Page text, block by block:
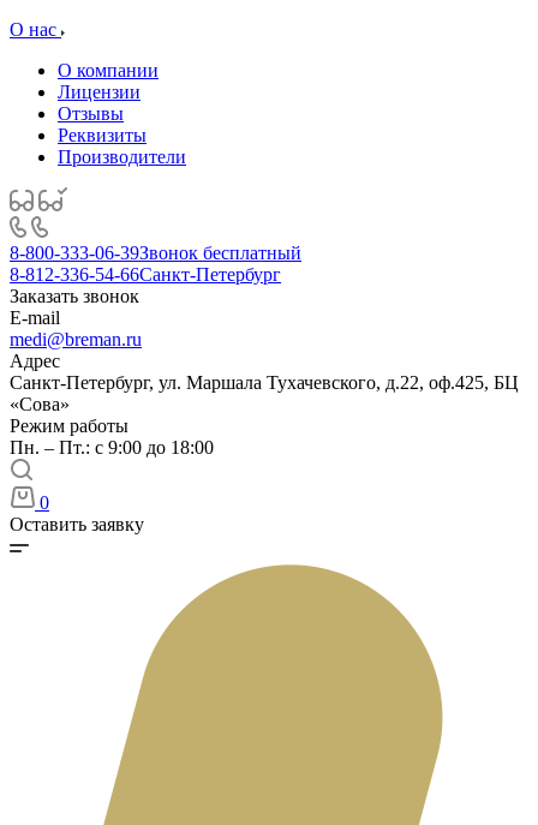
О нас
О компании
Лицензии
Отзывы
Реквизиты
Производители
8-800-333-06-39Звонок бесплатный
8-812-336-54-66Санкт-Петербург
Заказать звонок
E-mail
medi@breman.ru
Адрес
Санкт-Петербург, ул. Маршала Тухачевского, д.22, оф.425, БЦ
«Сова»
Режим работы
Пн. – Пт.: с 9:00 до 18:00
0
Оставить заявку